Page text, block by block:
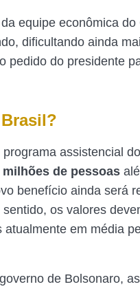
equipe econômica
dificultando ainda
pedido do presidente
assistencial
milhões de pessoas
benefício ainda será
os valores
em média
de Bolsonaro,